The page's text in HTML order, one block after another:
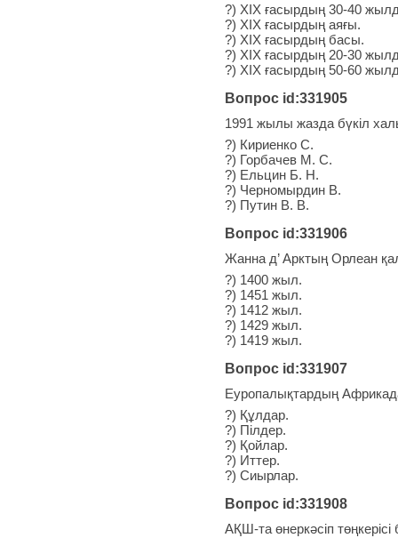
?) XIX ғасырдың 30-40
?) XIX ғасырдың аяғы.
?) XIX ғасырдың басы.
?) XIX ғасырдың 20-30
?) XIX ғасырдың 50-60
Вопрос id:331905
1991 жылы жазда бүкіл
?) Кириенко С.
?) Горбачев М. С.
?) Ельцин Б. Н.
?) Черномырдин В.
?) Путин В. В.
Вопрос id:331906
Жанна д’ Арктың Орлеан
?) 1400 жыл.
?) 1451 жыл.
?) 1412 жыл.
?) 1429 жыл.
?) 1419 жыл.
Вопрос id:331907
Еуропалықтардың
?) Құлдар.
?) Пілдер.
?) Қойлар.
?) Иттер.
?) Сиырлар.
Вопрос id:331908
АҚШ-та өнеркәсіп төңкерісі